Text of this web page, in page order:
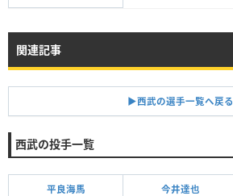
関連記事
▶︎西武の選手一覧へ戻る
西武の投手一覧
平良海馬 今井達也